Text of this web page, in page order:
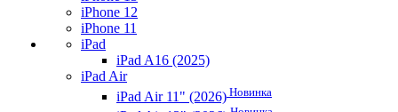
iPhone 12
iPhone 11
iPad
iPad A16 (2025)
iPad Air
iPad Air 11" (2026) Новинка